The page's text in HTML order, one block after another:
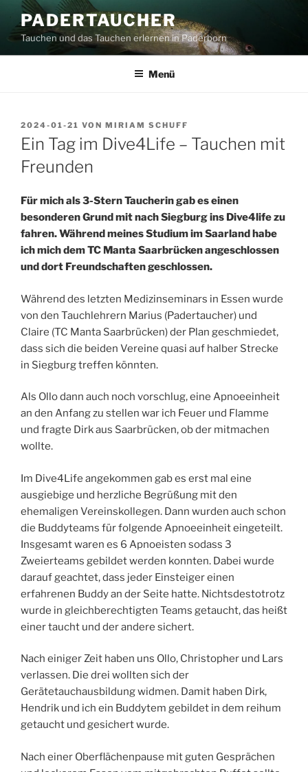
Inhalt
springen
PADERTAUCHER
Tauchen und das Tauchen erlernen in Paderborn
Menü
VERÖFFENTLICHT
AM
2024-01-21 VON MIRIAM SCHUFF
Ein Tag im Dive4Life – Tauchen mit
Freunden
Für mich als 3-Stern Taucherin gab es einen
besonderen Grund mit nach Siegburg ins Dive4life zu
fahren. Während meines Studium im Saarland habe
ich mich dem TC Manta Saarbrücken angeschlossen
und dort Freundschaften geschlossen.
Während des letzten Medizinseminars in Essen wurde
von den Tauchlehrern Marius (Padertaucher) und
Claire (TC Manta Saarbrücken) der Plan geschmiedet,
dass sich die beiden Vereine quasi auf halber Strecke
in Siegburg treffen könnten.
Als Ollo dann auch noch vorschlug, eine Apnoeeinheit
an den Anfang zu stellen war ich Feuer und Flamme
und fragte Dirk aus Saarbrücken, ob der mitmachen
wollte.
Im Dive4Life angekommen gab es erst mal eine
ausgiebige und herzliche Begrüßung mit den
ehemaligen Vereinskollegen. Dann wurden auch schon
die Buddyteams für folgende Apnoeeinheit eingeteilt.
Insgesamt waren es 6 Apnoeisten sodass 3
Zweierteams gebildet werden konnten. Dabei wurde
darauf geachtet, dass jeder Einsteiger einen
erfahrenen Buddy an der Seite hatte. Nichtsdestotrotz
wurde in gleichberechtigten Teams getaucht, das heißt
einer taucht und der andere sichert.
Nach einiger Zeit haben uns Ollo, Christopher und Lars
verlassen. Die drei wollten sich der
Gerätetauchausbildung widmen. Damit haben Dirk,
Hendrik und ich ein Buddytem gebildet in dem reihum
getaucht und gesichert wurde.
Nach einer Oberflächenpause mit guten Gesprächen